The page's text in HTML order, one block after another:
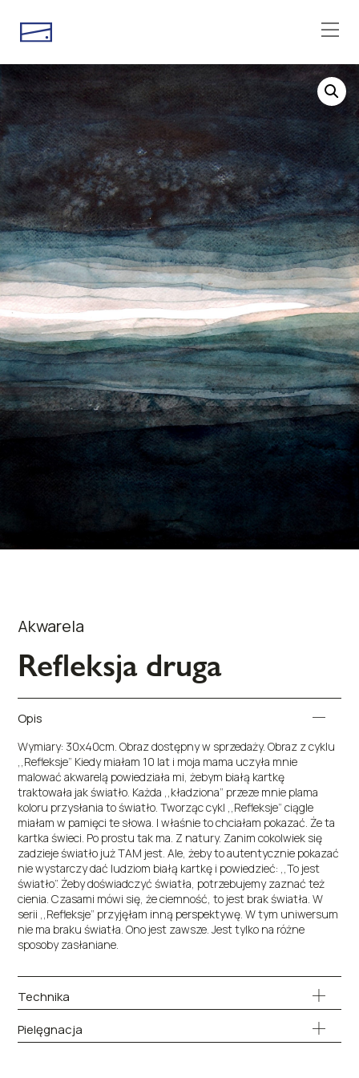
Akwarela
Refleksja druga
Opis
Wymiary: 30x40cm. Obraz dostępny w sprzedaży. Obraz z cyklu
,,Refleksje” Kiedy miałam 10 lat i moja mama uczyła mnie
malować akwarelą powiedziała mi, żebym białą kartkę
traktowała jak światło. Każda ,,kładziona” przeze mnie plama
koloru przysłania to światło. Tworząc cykl ,,Refleksje” ciągle
miałam w pamięci te słowa. I właśnie to chciałam pokazać. Że ta
kartka świeci. Po prostu tak ma. Z natury. Zanim cokolwiek się
zadzieje światło już TAM jest. Ale, żeby to autentycznie pokazać
nie wystarczy dać ludziom białą kartkę i powiedzieć: ,,To jest
światło”. Żeby doświadczyć światła, potrzebujemy zaznać też
cienia. Czasami mówi się, że ciemność, to jest brak światła. W
serii ,,Refleksje” przyjęłam inną perspektywę. W tym uniwersum
nie ma braku światła. Ono jest zawsze. Jest tylko na różne
sposoby zasłaniane.
Technika
Pielęgnacja